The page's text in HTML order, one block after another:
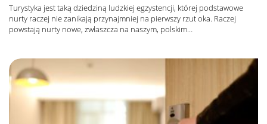
Turystyka jest taką dziedziną ludzkiej egzystencji, której podstawowe
nurty raczej nie zanikają przynajmniej na pierwszy rzut oka. Raczej
powstają nurty nowe, zwłaszcza na naszym, polskim…